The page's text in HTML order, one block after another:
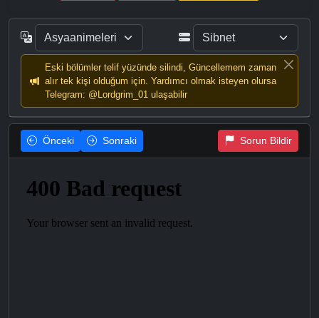
Eski bölümler telif yüzünde silindi, Güncellemem zaman
alır tek kişi olduğum için. Yardımcı olmak isteyen olursa
Telegram: @Lordgrim_01 ulaşabilir
Önceki Sonraki Sorun Bildir